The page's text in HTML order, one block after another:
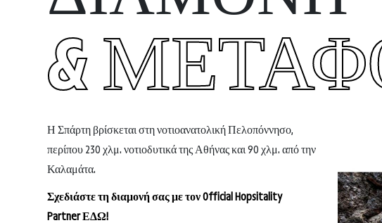
&
Η Σπάρτη βρίσκεται στη νοτιοανατολική Πελοπόννησο,
περίπου 230 χλμ. νοτιοδυτικά της Αθήνας και 90 χλμ. από την
Καλαμάτα.
Σχεδιάστε τη διαμονή σας με τον Official Hopsitality
Partner ΕΔΩ!